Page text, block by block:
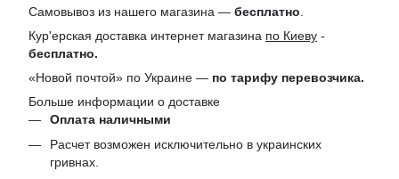
Самовывоз из нашего магазина — бесплатно
Кур'ерская доставка интернет магазина по Киеву -
бесплатно.
«Новой почтой» по Украине — по тарифу перевозчика.
Больше информации о доставке
Оплата наличными
Расчет возможен исключительно в украинских
гривнах.